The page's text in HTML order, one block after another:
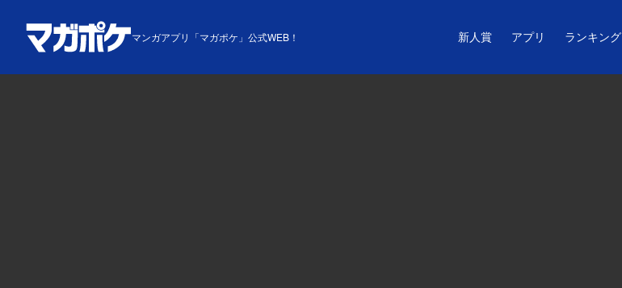
マンガアプリ「マガポケ」公式WEB！ 新人賞 アプリ ランキング